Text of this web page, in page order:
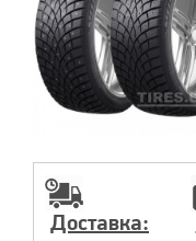
Доставка: